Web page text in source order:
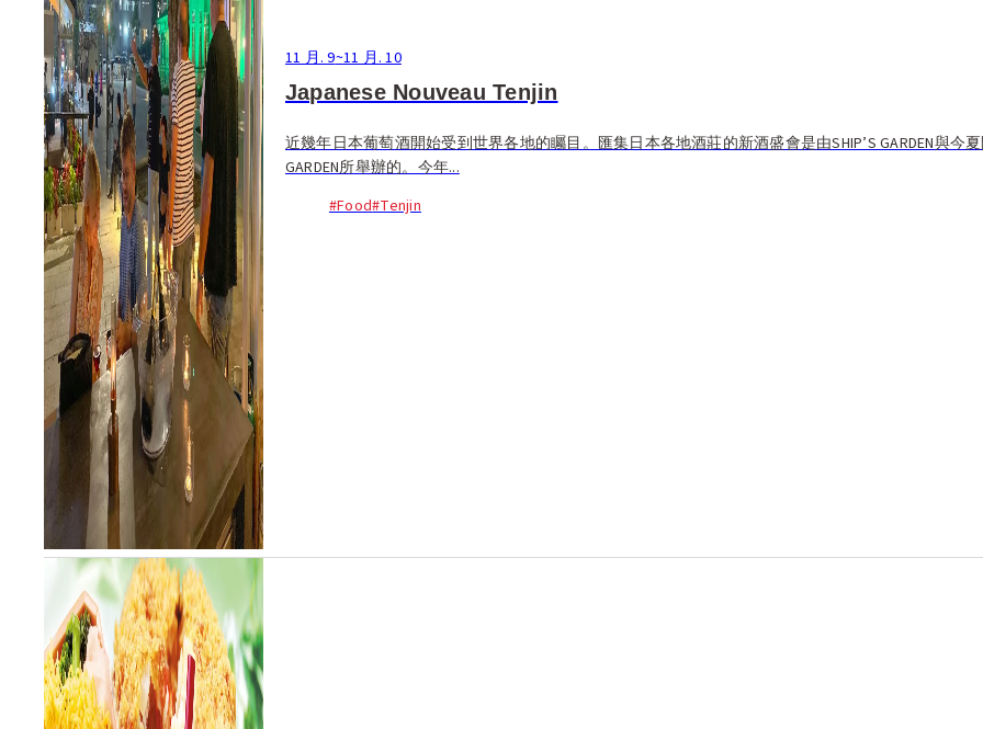
11 月. 9~11 月. 10
Japanese Nouveau Tenjin
近幾年日本葡萄酒開始受到世界各地的矚目。匯集日本各地酒莊的新酒盛會是由SHIP’S GARDEN與今夏
GARDEN所舉辦的。今年...
#Food#Tenjin